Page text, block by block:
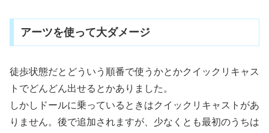
アーツを使って大ダメージ
徒歩状態だとどういう順番で使うかとかクイックリキャス
トでどんどん出せるとかありました。
しかしドールに乗っているときはクイックリキャストがあ
りません。後で追加されますが、少なくとも最初のうちは